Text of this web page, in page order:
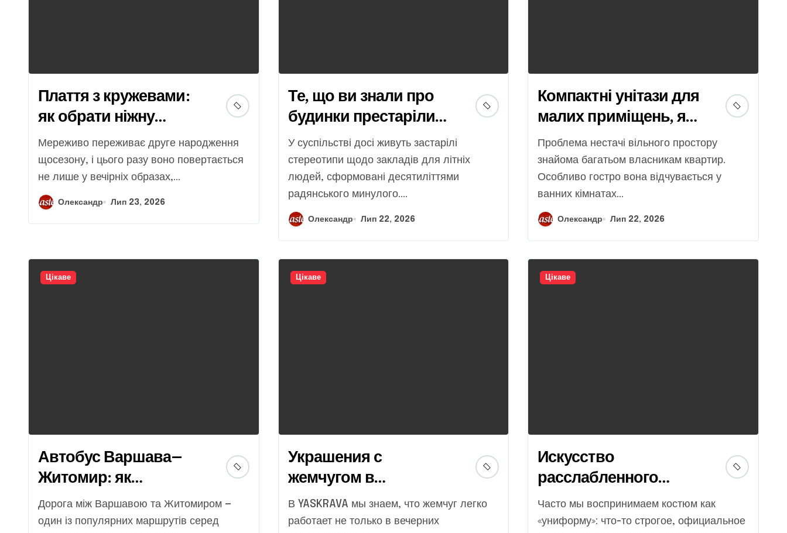
Плаття з кружевами:
як обрати ніжну
модель на будь-яку
подію
Мереживо переживає друге народження
щосезону, і цього разу воно повертається
не лише у вечірніх образах,...
Олександр Лип 23, 2026
Те, що ви знали про
будинки престарілих,
давно залишилося в
минулому
У суспільстві досі живуть застарілі
стереотипи щодо закладів для літніх
людей, сформовані десятиліттями
радянського минулого....
Олександр Лип 22, 2026
Компактні унітази для
малих приміщень, як
зекономити простір
без втрати комфорту
Проблема нестачі вільного простору
знайома багатьом власникам квартир.
Особливо гостро вона відчувається у
ванних кімнатах...
Олександр Лип 22, 2026
Цікаве
Автобус Варшава–
Житомир: як
спланувати поїздку
без зайвих клопотів
Дорога між Варшавою та Житомиром —
один із популярних маршрутів серед
Цікаве
Украшения с
жемчугом в
повседневном стиле:
как выбрать серьги и
В YASKRAVA мы знаем, что жемчуг легко
работает не только в вечерних
Цікаве
Искусство
расслабленного
шика: Почему костюм
Zimmermann —
Часто мы воспринимаем костюм как
«униформу»: что-то строгое, официальное